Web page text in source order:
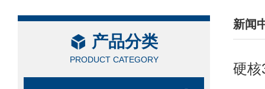
产品分类
PRODUCT CATEGORY
新闻
/
硬核